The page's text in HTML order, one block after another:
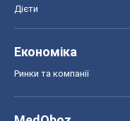
Дієти
Економіка
Ринки та компанії